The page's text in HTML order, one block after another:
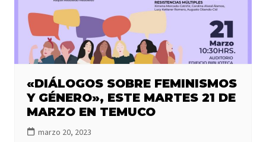
«DIÁLOGOS SOBRE FEMINISMOS
Y GÉNERO», ESTE MARTES 21 DE
MARZO EN TEMUCO
marzo 20, 2023